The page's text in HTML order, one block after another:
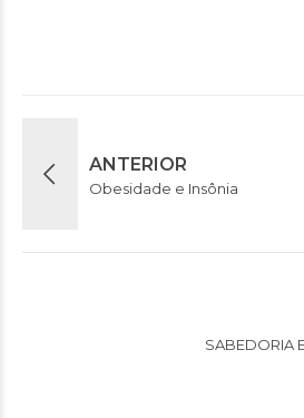
ANTERIOR
Obesidade e Insônia
SABEDORIA